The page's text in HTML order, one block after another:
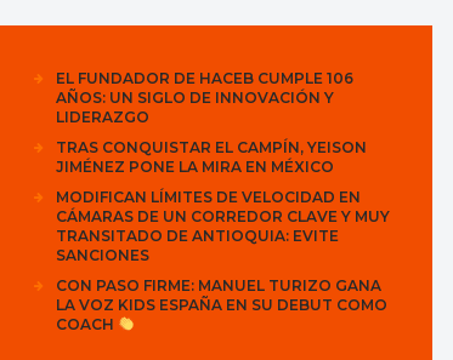
EL FUNDADOR DE HACEB CUMPLE 106
AÑOS: UN SIGLO DE INNOVACIÓN Y
LIDERAZGO
TRAS CONQUISTAR EL CAMPÍN, YEISON
JIMÉNEZ PONE LA MIRA EN MÉXICO
MODIFICAN LÍMITES DE VELOCIDAD EN
CÁMARAS DE UN CORREDOR CLAVE Y MUY
TRANSITADO DE ANTIOQUIA: EVITE
SANCIONES
CON PASO FIRME: MANUEL TURIZO GANA
LA VOZ KIDS ESPAÑA EN SU DEBUT COMO
COACH